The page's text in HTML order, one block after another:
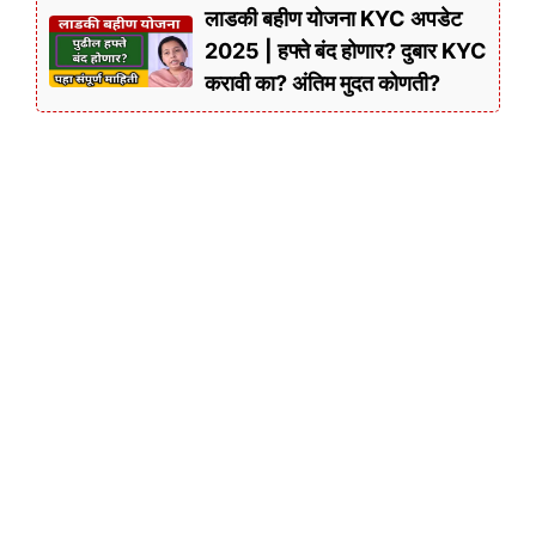
लाडकी बहीण योजना KYC अपडेट
2025 | हफ्ते बंद होणार? दुबार KYC
करावी का? अंतिम मुदत कोणती?